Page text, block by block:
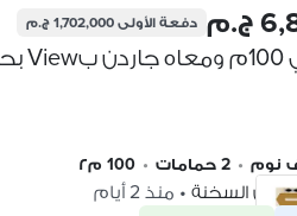
دفعة الأولى1,702,000 ج.م
• 2 حمامات • 100 م٢
العين السخنة • منذ 2 أيام